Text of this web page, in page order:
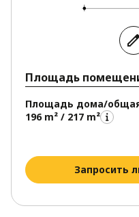
Площадь
Площадь дома/
196 m² / 217 m²
Запросить